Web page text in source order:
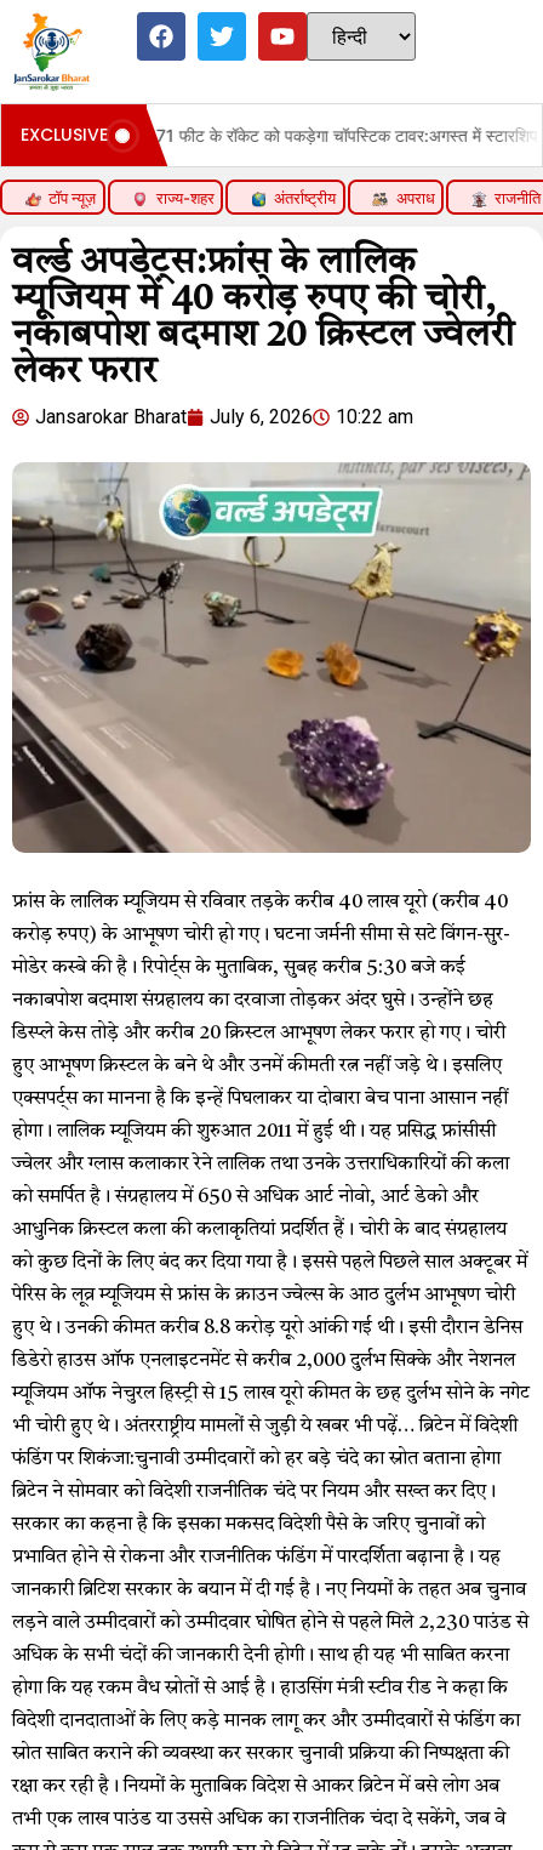
EXCLUSIVE
में 171 फीट के रॉकेट को पकड़ेगा चॉपस्टिक टावर:अगस्त में स्टारशिप का 14वां टेस्ट
टॉप न्यूज़ राज्य-शहर अंतर्राष्ट्रीय अपराध राजनीति
वर्ल्ड अपडेट्स:फ्रांस के लालिक
म्यूजियम में 40 करोड़ रुपए की चोरी,
नकाबपोश बदमाश 20 क्रिस्टल ज्वेलरी
लेकर फरार
Jansarokar Bharat July 6, 2026 10:22 am
फ्रांस के लालिक म्यूजियम से रविवार तड़के करीब 40 लाख यूरो (करीब 40
करोड़ रुपए) के आभूषण चोरी हो गए। घटना जर्मनी सीमा से सटे विंगन-सुर-
मोडेर कस्बे की है। रिपोर्ट्स के मुताबिक, सुबह करीब 5:30 बजे कई
नकाबपोश बदमाश संग्रहालय का दरवाजा तोड़कर अंदर घुसे। उन्होंने छह
डिस्प्ले केस तोड़े और करीब 20 क्रिस्टल आभूषण लेकर फरार हो गए। चोरी
हुए आभूषण क्रिस्टल के बने थे और उनमें कीमती रत्न नहीं जड़े थे। इसलिए
एक्सपर्ट्स का मानना है कि इन्हें पिघलाकर या दोबारा बेच पाना आसान नहीं
होगा। लालिक म्यूजियम की शुरुआत 2011 में हुई थी। यह प्रसिद्ध फ्रांसीसी
ज्वेलर और ग्लास कलाकार रेने लालिक तथा उनके उत्तराधिकारियों की कला
को समर्पित है। संग्रहालय में 650 से अधिक आर्ट नोवो, आर्ट डेको और
आधुनिक क्रिस्टल कला की कलाकृतियां प्रदर्शित हैं। चोरी के बाद संग्रहालय
को कुछ दिनों के लिए बंद कर दिया गया है। इससे पहले पिछले साल अक्टूबर में
पेरिस के लूव्र म्यूजियम से फ्रांस के क्राउन ज्वेल्स के आठ दुर्लभ आभूषण चोरी
हुए थे। उनकी कीमत करीब 8.8 करोड़ यूरो आंकी गई थी। इसी दौरान डेनिस
डिडेरो हाउस ऑफ एनलाइटनमेंट से करीब 2,000 दुर्लभ सिक्के और नेशनल
म्यूजियम ऑफ नेचुरल हिस्ट्री से 15 लाख यूरो कीमत के छह दुर्लभ सोने के नगेट
भी चोरी हुए थे। अंतरराष्ट्रीय मामलों से जुड़ी ये खबर भी पढ़ें… ब्रिटेन में विदेशी
फंडिंग पर शिकंजा:चुनावी उम्मीदवारों को हर बड़े चंदे का स्रोत बताना होगा
ब्रिटेन ने सोमवार को विदेशी राजनीतिक चंदे पर नियम और सख्त कर दिए।
सरकार का कहना है कि इसका मकसद विदेशी पैसे के जरिए चुनावों को
प्रभावित होने से रोकना और राजनीतिक फंडिंग में पारदर्शिता बढ़ाना है। यह
जानकारी ब्रिटिश सरकार के बयान में दी गई है। नए नियमों के तहत अब चुनाव
लड़ने वाले उम्मीदवारों को उम्मीदवार घोषित होने से पहले मिले 2,230 पाउंड से
अधिक के सभी चंदों की जानकारी देनी होगी। साथ ही यह भी साबित करना
होगा कि यह रकम वैध स्रोतों से आई है। हाउसिंग मंत्री स्टीव रीड ने कहा कि
विदेशी दानदाताओं के लिए कड़े मानक लागू कर और उम्मीदवारों से फंडिंग का
स्रोत साबित कराने की व्यवस्था कर सरकार चुनावी प्रक्रिया की निष्पक्षता की
रक्षा कर रही है। नियमों के मुताबिक विदेश से आकर ब्रिटेन में बसे लोग अब
तभी एक लाख पाउंड या उससे अधिक का राजनीतिक चंदा दे सकेंगे, जब वे